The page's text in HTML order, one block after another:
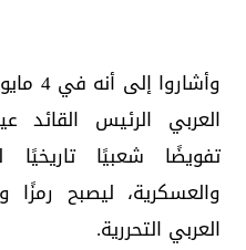
العربي الرئيس
تفويضًا شعبيًا تاريخيًا
والعسكرية، ليصبح
العربي التحررية.